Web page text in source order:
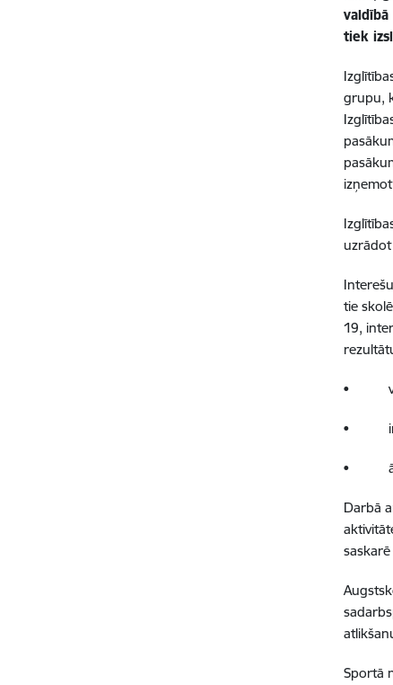
tiek
grupu,
tie
19,
•
•
•
Darbā
Sportā